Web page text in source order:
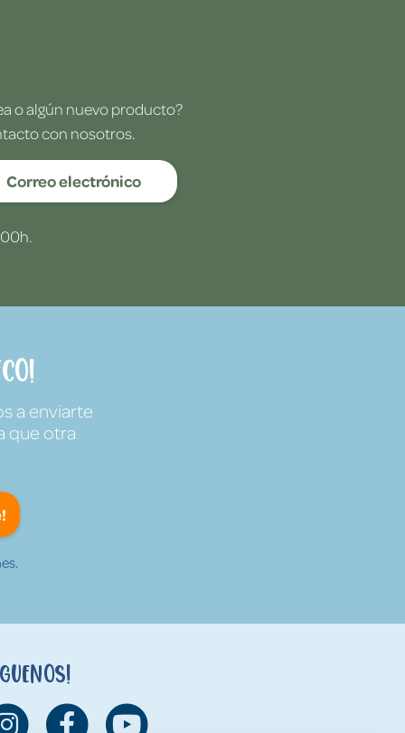
o algún nuevo producto?
con nosotros.
Correo electrónico
a enviarte
que otra